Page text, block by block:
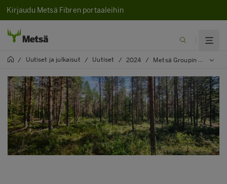
Kirjaudu Metsä Fibren portaaleihin
/ Uutiset ja julkaisut / Uutiset / 2024 / Metsä Groupin Kemin biotuotetehtaan sivuvirrat hyötykäyttöön: tuhkalannoitus metsän kasvulääkkeenä